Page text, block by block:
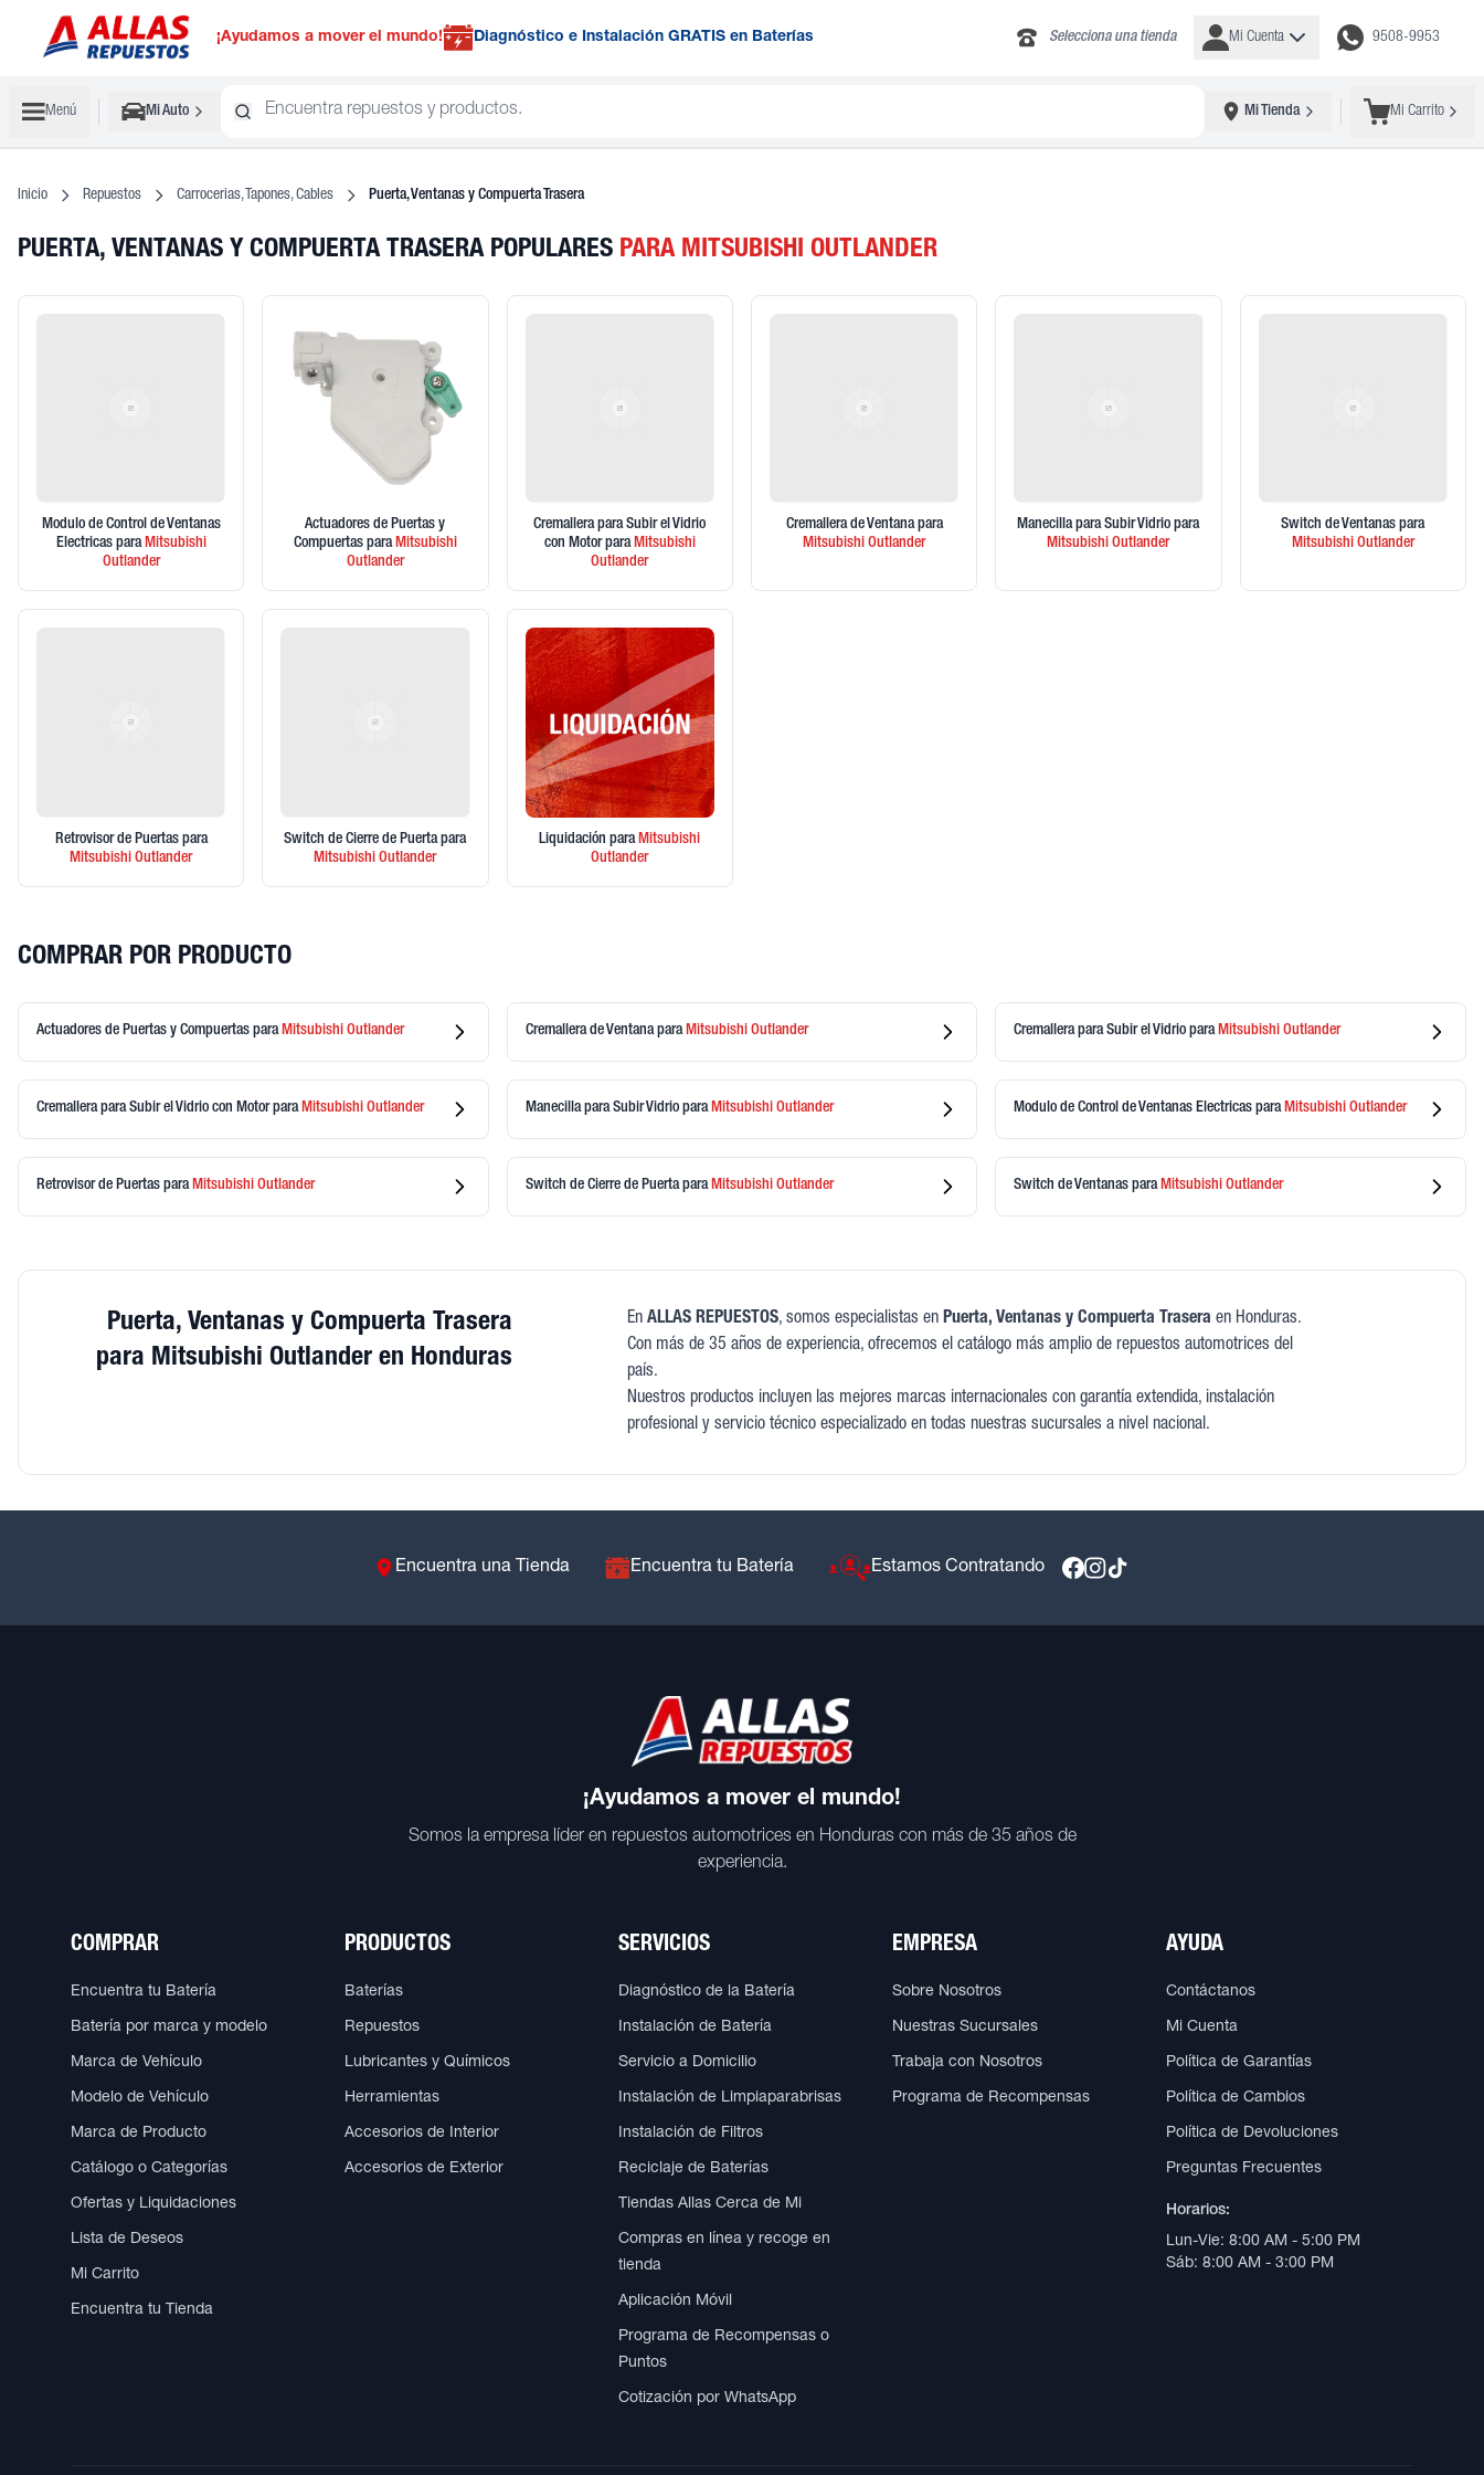
¡Ayudamos a mover el mundo! Diagnóstico e Instalación GRATIS en Baterías Selecciona una tienda Mi Cuenta 9508-9953
Menú Mi Auto Mi Tienda Mi Carrito
Inicio Repuestos Carrocerias, Tapones, Cables Puerta, Ventanas y Compuerta Trasera
PUERTA, VENTANAS Y COMPUERTA TRASERA POPULARES PARA MITSUBISHI OUTLANDER
Modulo de Control de Ventanas
Electricas paraMitsubishi
Outlander
Actuadores de Puertas y
Compuertas paraMitsubishi
Outlander
Cremallera para Subir el Vidrio
con Motor paraMitsubishi
Outlander
Cremallera de Ventana para
Mitsubishi Outlander
Manecilla para Subir Vidrio para
Mitsubishi Outlander
Switch de Ventanas para
MitsubishiOutlander
Retrovisor de Puertas para
Mitsubishi Outlander
Switch de Cierre de Puertapara
Mitsubishi Outlander
Liquidaciónpara Mitsubishi
Outlander
COMPRAR POR PRODUCTO
Actuadores de Puertas y Compuertas paraMitsubishi Outlander Cremallera de Ventana paraMitsubishiOutlander Cremallera para Subir el Vidrio paraMitsubishi Outlander
Cremallera para Subir el Vidrio con Motor paraMitsubishi Outlander Manecilla para Subir Vidrio paraMitsubishiOutlander Modulo de Control de Ventanas Electricas paraMitsubishi Outlander
Retrovisor de Puertas paraMitsubishi Outlander Switch de Cierre de Puerta paraMitsubishiOutlander Switch de Ventanas paraMitsubishi Outlander
Puerta, Ventanas y Compuerta Trasera
para Mitsubishi Outlander en Honduras
En ALLAS REPUESTOS, somos especialistas en Puerta, Ventanas y Compuerta Trasera en Honduras.
Con más de 35 años de experiencia, ofrecemos el catálogo más amplio de repuestos automotrices del
país.
Nuestros productos incluyen las mejores marcas internacionales con garantía extendida, instalación
profesional y servicio técnico especializado en todas nuestras sucursales a nivel nacional.
Encuentra una Tienda Encuentra tu Batería Estamos Contratando
¡Ayudamos a mover el mundo!
Somos la empresa líder en repuestos automotrices en Honduras con más de 35 años de
experiencia.
COMPRAR
Encuentra tu Batería
Batería por marca y modelo
Marca de Vehículo
Modelo de Vehículo
Marca de Producto
Catálogo o Categorías
Ofertas y Liquidaciones
Lista de Deseos
Mi Carrito
Encuentra tu Tienda
PRODUCTOS
Baterías
Repuestos
Lubricantes y Químicos
Herramientas
Accesorios de Interior
Accesorios de Exterior
SERVICIOS
Diagnóstico de la Batería
Instalación de Batería
Servicio a Domicilio
Instalación de Limpiaparabrisas
Instalación de Filtros
Reciclaje de Baterías
Tiendas Allas Cerca de Mi
Compras en línea y recoge en
tienda
Aplicación Móvil
Programa de Recompensas o
Puntos
Cotización por WhatsApp
EMPRESA
Sobre Nosotros
Nuestras Sucursales
Trabaja con Nosotros
Programa de Recompensas
AYUDA
Contáctanos
Mi Cuenta
Política de Garantías
Política de Cambios
Política de Devoluciones
Preguntas Frecuentes
Horarios:
Lun-Vie: 8:00 AM - 5:00 PM
Sáb: 8:00 AM - 3:00 PM